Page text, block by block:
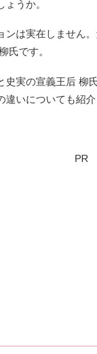
うか。
は実在しません
氏です。
史実の宣義王后 柳
いについても紹介
PR